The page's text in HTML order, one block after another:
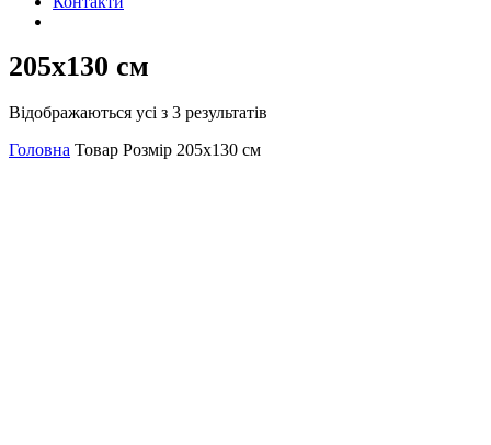
205х130 см
Відображаються усі з 3 результатів
Головна Товар Розмір 205х130 см